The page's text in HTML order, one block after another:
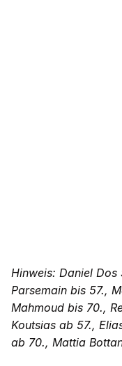
Hinweis: Daniel
Parsemain bis 57.,
Mahmoud bis 70.,
Koutsias ab 57.,
ab 70., Mattia